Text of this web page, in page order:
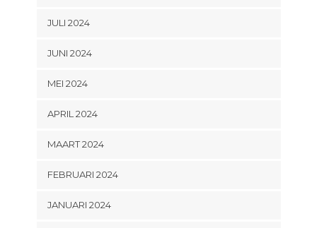
JULI 2024
JUNI 2024
MEI 2024
APRIL 2024
MAART 2024
FEBRUARI 2024
JANUARI 2024